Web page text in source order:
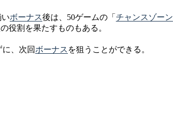
ボーナス後は、50ゲームの「 チャンスゾーン
役割を果たすものもある。
、次回 ボーナス を狙うことができる。